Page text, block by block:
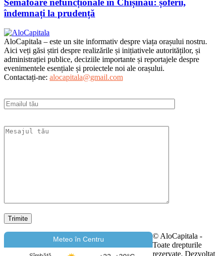
Semafoare nefuncționale în Chișinău: șoferii,
îndemnați la prudență
AloCapitala – este un site informativ despre viața orașului nostru.
Aici veți găsi știri despre realizările și inițiativele autorităților, și
administrației publice, deciziile importante și reportajele despre
evenimentele esențiale și proiectele noi ale orașului.
Contactați-ne: alocapitala@gmail.com
Meteo în Centru
© AloCapitala -
Toate drepturile
rezervate. Dezvoltat